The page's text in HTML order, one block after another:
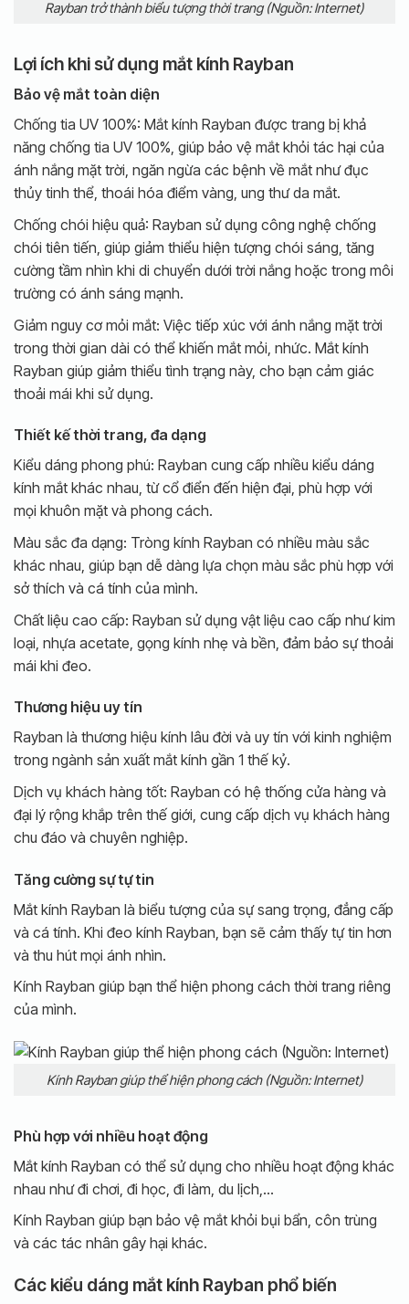
Rayban trở thành biểu tượng thời trang (Nguồn: Internet)
Lợi ích khi sử dụng mắt kính Rayban
Bảo vệ mắt toàn diện
Chống tia UV 100%: Mắt kính Rayban được trang bị khả
năng chống tia UV 100%, giúp bảo vệ mắt khỏi tác hại của
ánh nắng mặt trời, ngăn ngừa các bệnh về mắt như đục
thủy tinh thể, thoái hóa điểm vàng, ung thư da mắt.
Chống chói hiệu quả: Rayban sử dụng công nghệ chống
chói tiên tiến, giúp giảm thiểu hiện tượng chói sáng, tăng
cường tầm nhìn khi di chuyển dưới trời nắng hoặc trong môi
trường có ánh sáng mạnh.
Giảm nguy cơ mỏi mắt: Việc tiếp xúc với ánh nắng mặt trời
trong thời gian dài có thể khiến mắt mỏi, nhức. Mắt kính
Rayban giúp giảm thiểu tình trạng này, cho bạn cảm giác
thoải mái khi sử dụng.
Thiết kế thời trang, đa dạng
Kiểu dáng phong phú: Rayban cung cấp nhiều kiểu dáng
kính mắt khác nhau, từ cổ điển đến hiện đại, phù hợp với
mọi khuôn mặt và phong cách.
Màu sắc đa dạng: Tròng kính Rayban có nhiều màu sắc
khác nhau, giúp bạn dễ dàng lựa chọn màu sắc phù hợp với
sở thích và cá tính của mình.
Chất liệu cao cấp: Rayban sử dụng vật liệu cao cấp như kim
loại, nhựa acetate, gọng kính nhẹ và bền, đảm bảo sự thoải
mái khi đeo.
Thương hiệu uy tín
Rayban là thương hiệu kính lâu đời và uy tín với kinh nghiệm
trong ngành sản xuất mắt kính gần 1 thế kỷ.
Dịch vụ khách hàng tốt: Rayban có hệ thống cửa hàng và
đại lý rộng khắp trên thế giới, cung cấp dịch vụ khách hàng
chu đáo và chuyên nghiệp.
Tăng cường sự tự tin
Mắt kính Rayban là biểu tượng của sự sang trọng, đẳng cấp
và cá tính. Khi đeo kính Rayban, bạn sẽ cảm thấy tự tin hơn
và thu hút mọi ánh nhìn.
Kính Rayban giúp bạn thể hiện phong cách thời trang riêng
của mình.
Kính Rayban giúp thể hiện phong cách (Nguồn: Internet)
Phù hợp với nhiều hoạt động
Mắt kính Rayban có thể sử dụng cho nhiều hoạt động khác
nhau như đi chơi, đi học, đi làm, du lịch,…
Kính Rayban giúp bạn bảo vệ mắt khỏi bụi bẩn, côn trùng
và các tác nhân gây hại khác.
Các kiểu dáng mắt kính Rayban phổ biến